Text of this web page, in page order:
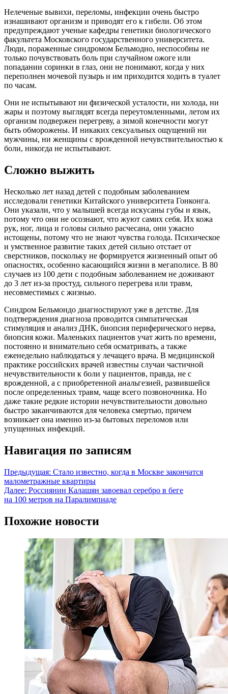
Нелеченые вывихи, переломы, инфекции очень быстро
изнашивают организм и приводят его к гибели. Об этом
предупреждают ученые кафедры генетики биологического
факультета Московского государственного университета.
Люди, пораженные синдромом Бельмодно, неспособны не
только почувствовать боль при случайном ожоге или
попадании соринки в глаз, они не понимают, когда у них
переполнен мочевой пузырь и им приходится ходить в туалет
по часам.
Они не испытывают ни физической усталости, ни холода, ни
жары и поэтому выглядят всегда переутомленными, летом их
организм подвержен перегреву, а зимой конечности могут
быть обморожены. И никаких сексуальных ощущений ни
мужчины, ни женщины с врожденной нечувствительностью к
боли, никогда не испытывают.
Сложно выжить
Несколько лет назад детей с подобным заболеванием
исследовали генетики Китайского университета Гонконга.
Они указали, что у малышей всегда искусаны губы и язык,
потому что они не осознают, что жуют самих себя. Их кожа
рук, ног, лица и головы сильно расчесана, они ужасно
истощены, потому что не знают чувства голода. Психическое
и умственное развитие таких детей сильно отстает от
сверстников, поскольку не формируется жизненный опыт об
опасностях, особенно касающийся жизни в мегаполисе. В 80
случаев из 100 дети с подобным заболеванием не доживают
до 3 лет из-за простуд, сильного перегрева или травм,
несовместимых с жизнью.
Синдром Бельмондо диагностируют уже в детстве. Для
подтверждения диагноза проводится симпатическая
стимуляция и анализ ДНК, биопсия периферического нерва,
биопсия кожи. Маленьких пациентов учат жить по времени,
постоянно и внимательно себя осматривать, а также
еженедельно наблюдаться у лечащего врача. В медицинской
практике российских врачей известны случаи частичной
нечувствительности к боли у пациентов, правда, не с
врожденной, а с приобретенной анальгезией, развившейся
после определенных травм, чаще всего позвоночника. Но
даже такие редкие истории нечувствительности довольно
быстро заканчиваются для человека смертью, причем
возникает она именно из-за бытовых переломов или
упущенных инфекций.
Навигация по записям
Предыдущая: Стало известно, когда в Москве закончатся
малометражные квартиры
Далее: Россиянин Калашян завоевал серебро в беге
на 100 метров на Паралимпиаде
Похожие новости